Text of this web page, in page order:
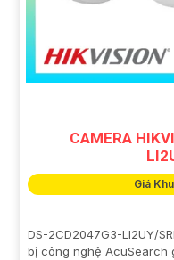
CAMERA
Giá
DS-2CD2047G3-LI2UY/
bị công nghệ AcuSearch